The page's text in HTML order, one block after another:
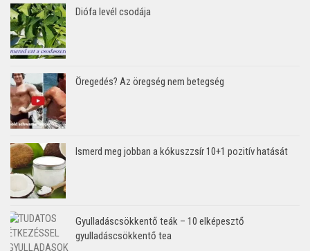
Diófa levél csodája
Öregedés? Az öregség nem betegség
Ismerd meg jobban a kókuszzsír 10+1 pozitív hatását
Gyulladáscsökkentő teák – 10 elképesztő
gyulladáscsökkentő tea